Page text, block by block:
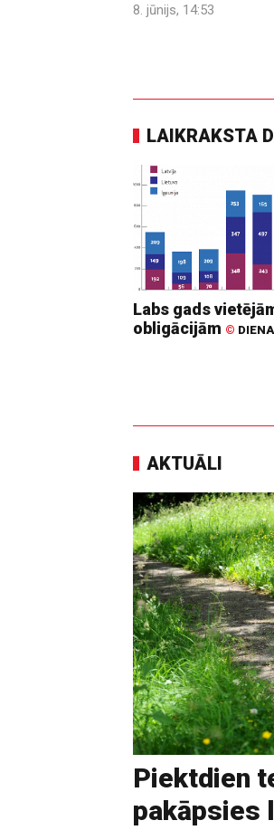
8. jūnijs, 14:53
LAIKRAKSTA
Labs gads
obligācijām © DIENA
AKTUĀLI
Piektdien
pakāpsies